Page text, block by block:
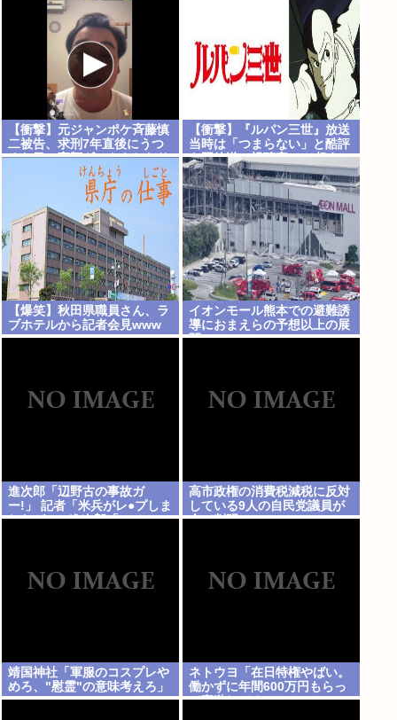
【Pickup08082952】
【衝撃】元ジャンポケ斉藤慎
二被告、求刑7年直後にうつ
ろな目で高額ギフトをねだり
続ける・・・・・・・・・
【衝撃】『ルパン三世』放送
当時は「つまらない」と酷評
も再放送で視聴率30％超え
www
【爆笑】秋田県職員さん、ラ
ブホテルから記者会見www
イオンモール熊本での避難誘
導におまえらの予想以上の展
開ｗｗｗ
進次郎「辺野古の事故ガ
ー!」 記者「米兵がレ●プしま
したが?」 進次郎「…ノーコ
高市政権の消費税減税に反対
している9人の自民党議員が
全て判明www
靖国神社「軍服のコスプレや
めろ、"慰霊"の意味考えろ」
ネトウヨ「在日特権やばい。
働かずに年間600万円もらっ
て豪遊してる！！！」